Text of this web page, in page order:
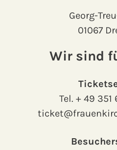
Georg-
01067
Wir sind
Tel. + 49 351